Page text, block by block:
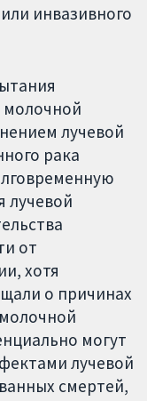
инвазивного
молочной
лучевой
рака
лучевой
от
хотя
о причинах
могут
лучевой
смертей,